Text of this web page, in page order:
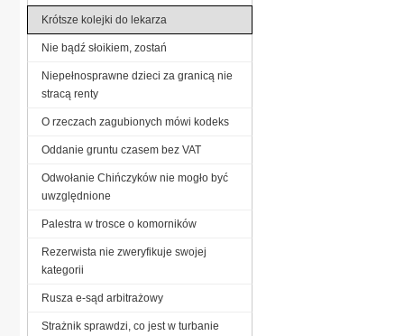
Krótsze kolejki do lekarza
Nie bądź słoikiem, zostań
Niepełnosprawne dzieci za granicą nie
stracą renty
O rzeczach zagubionych mówi kodeks
Oddanie gruntu czasem bez VAT
Odwołanie Chińczyków nie mogło być
uwzględnione
Palestra w trosce o komorników
Rezerwista nie zweryfikuje swojej
kategorii
Rusza e-sąd arbitrażowy
Strażnik sprawdzi, co jest w turbanie